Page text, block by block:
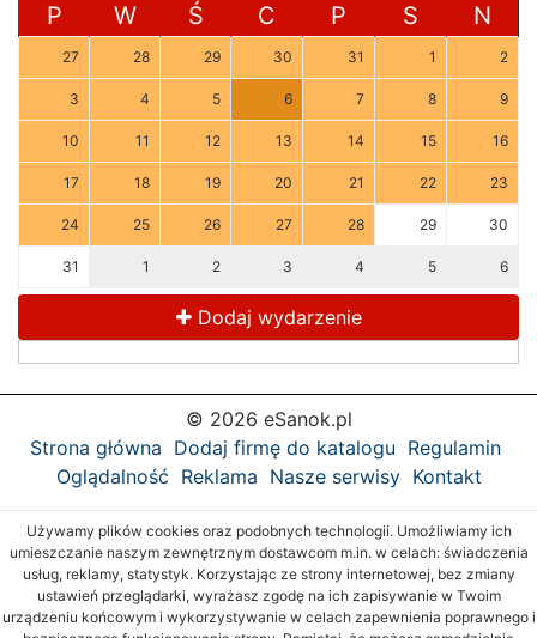
P W Ś C P S N
27 28 29 30 31 1 2
3 4 5 6 7 8 9
10 11 12 13 14 15 16
17 18 19 20 21 22 23
24 25 26 27 28 29 30
31 1 2 3 4 5 6
Dodaj wydarzenie
© 2026 eSanok.pl
Strona główna Dodaj firmę do katalogu Regulamin
Oglądalność Reklama Nasze serwisy Kontakt
Używamy plików cookies oraz podobnych technologii. Umożliwiamy ich
umieszczanie naszym zewnętrznym dostawcom m.in. w celach: świadczenia
usług, reklamy, statystyk. Korzystając ze strony internetowej, bez zmiany
ustawień przeglądarki, wyrażasz zgodę na ich zapisywanie w Twoim
urządzeniu końcowym i wykorzystywanie w celach zapewnienia poprawnego i